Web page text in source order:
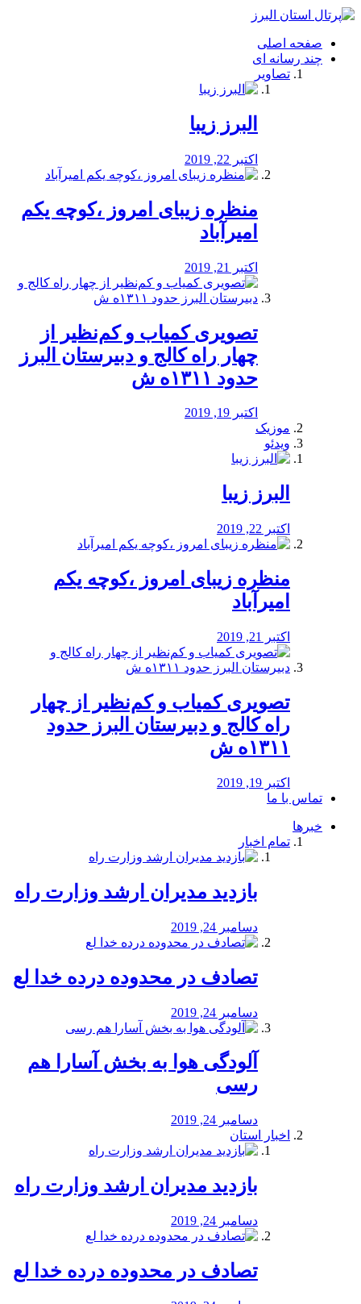
فصد
شرق
تهران
خشکشویی
صفحه اصلی
چند رسانه ای
تصاویر
البرز زیبا
اکتبر 22, 2019
منظره‌‌ زیبای امروز ،کوچه یکم
امیرآباد
اکتبر 21, 2019
️تصویری کمیاب و کم‌نظیر از
چهار راه كالج و دبيرستان البرز
حدود ۱۳۱۱ه ش
اکتبر 19, 2019
موزیک
ویدئو
البرز زیبا
اکتبر 22, 2019
منظره‌‌ زیبای امروز ،کوچه یکم
امیرآباد
اکتبر 21, 2019
️تصویری کمیاب و کم‌نظیر از چهار
راه كالج و دبيرستان البرز حدود
۱۳۱۱ه ش
اکتبر 19, 2019
تماس با ما
خبرها
تمام اخبار
بازدید مدیران ارشد وزارت راه
دسامبر 24, 2019
تصادف در محدوده درده خدا لع
دسامبر 24, 2019
آلودگی هوا به بخش آسارا هم
رسی
دسامبر 24, 2019
اخبار استان
بازدید مدیران ارشد وزارت راه
دسامبر 24, 2019
تصادف در محدوده درده خدا لع